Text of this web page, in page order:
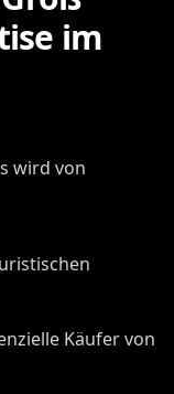
im
wird von
Käufer von